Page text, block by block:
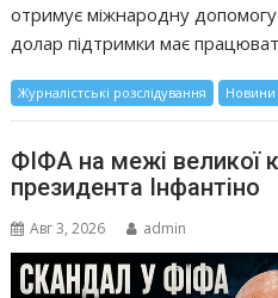
отримує міжнародну
долар підтримки має
Журналістські розслідування Новини
ФІФА на межі великої
президента Інфантіно
Авг 3, 2026 admin